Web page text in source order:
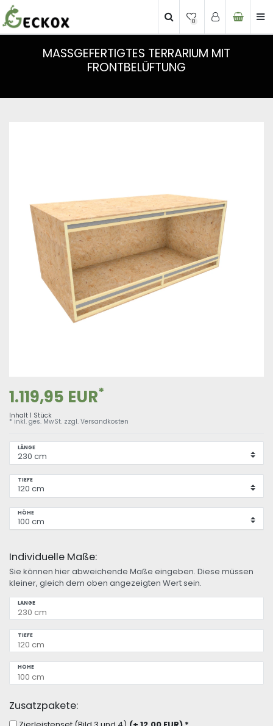
0
MASSGEFERTIGTES TERRARIUM MIT F
RONTBELÜFTUNG
1.119,95 EUR*
Inhalt 1 Stück
* inkl. ges. MwSt. zzgl. Versandkosten
LÄNGE
TIEFE
HÖHE
Individuelle Maße:
Sie können hier abweichende Maße eingeben. Diese müssen
kleiner, gleich dem oben angezeigten Wert sein.
LÄNGE
TIEFE
HÖHE
Zusatzpakete: